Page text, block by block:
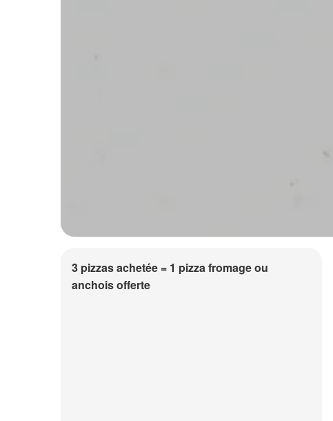
3 pizzas achetée = 1 pizza fromage ou
anchois offerte